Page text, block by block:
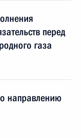
перед
газа
направлению